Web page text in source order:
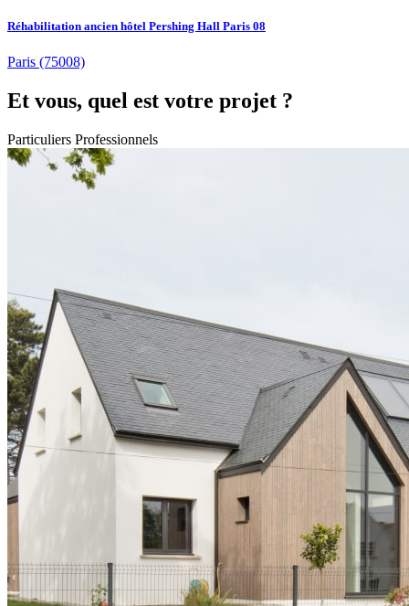
Réhabilitation ancien hôtel Pershing Hall Paris 08
Paris (75008)
Et vous, quel est votre projet ?
Particuliers Professionnels